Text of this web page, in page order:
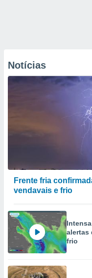
Notícias
Frente fria
vendavais e frio
alertas
frio